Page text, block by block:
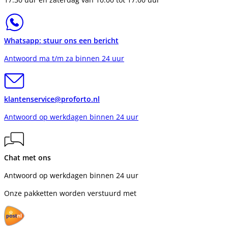
Whatsapp: stuur ons een bericht
Antwoord ma t/m za binnen 24 uur
klantenservice@proforto.nl
Antwoord op werkdagen binnen 24 uur
Chat met ons
Antwoord op werkdagen binnen 24 uur
Onze pakketten worden verstuurd met